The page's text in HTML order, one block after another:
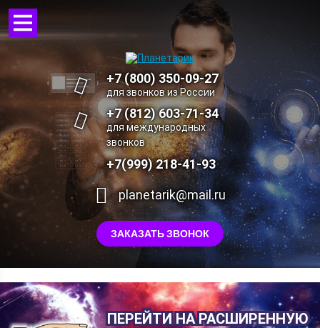
+7 (800) 350-09-27
для звонков из России
+7 (812) 603-71-34
для международных
звонков
+7(999) 218-41-93
planetarik@mail.ru
ЗАКАЗАТЬ ЗВОНОК
ПЕРЕЙТИ НА РАСШИРЕННУЮ